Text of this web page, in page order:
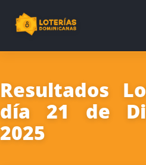
Resultados
día 21 de
2025